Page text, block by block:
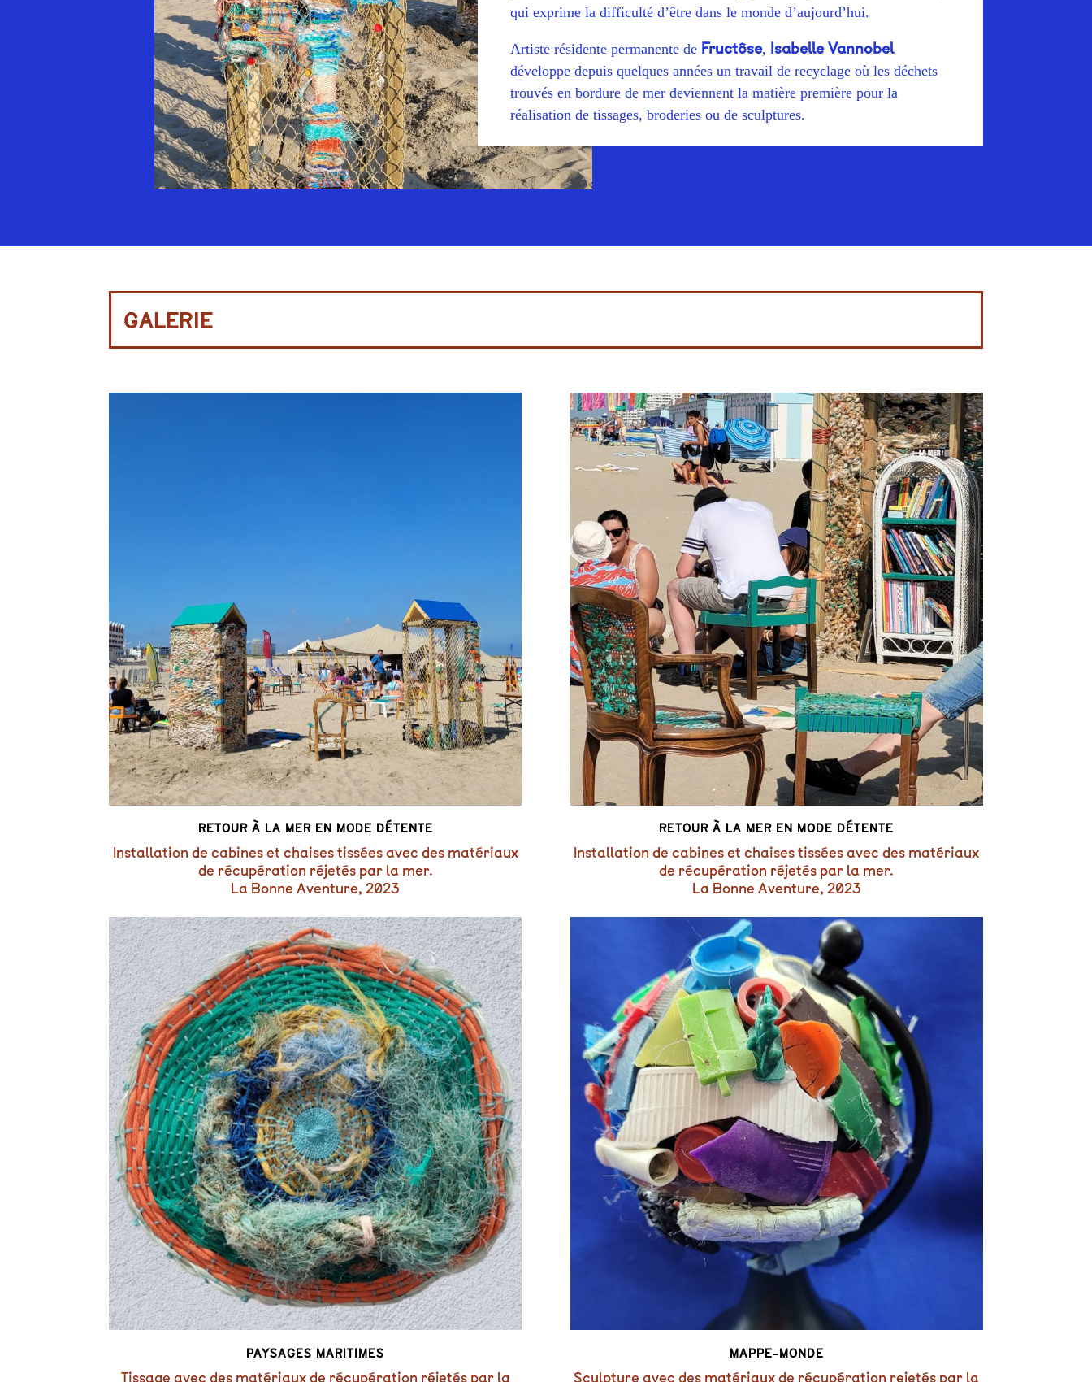
qui exprime la difficulté d’être dans le monde d’aujourd’hui.
Artiste résidente permanente de Fructôse, Isabelle Vannobel
développe depuis quelques années un travail de recyclage où les déchets
trouvés en bordure de mer deviennent la matière première pour la
réalisation de tissages, broderies ou de sculptures.
GALERIE
RETOUR À LA MER EN MODE DÉTENTE
Installation de cabines et chaises tissées avec des matériaux
de récupération réjetés par la mer.
La Bonne Aventure, 2023
RETOUR À LA MER EN MODE DÉTENTE
Installation de cabines et chaises tissées avec des matériaux
de récupération réjetés par la mer.
La Bonne Aventure, 2023
PAYSAGES MARITIMES
Tissage avec des matériaux de récupération réjetés par la
MAPPE-MONDE
Sculpture avec des matériaux de récupération rejetés par la